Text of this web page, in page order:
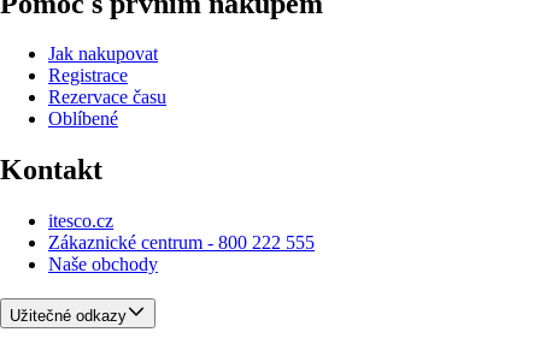
Jak nakupovat
Registrace
Rezervace času
Oblíbené
Kontakt
itesco.cz
Zákaznické centrum - 800 222 555
Naše obchody
Užitečné odkazy